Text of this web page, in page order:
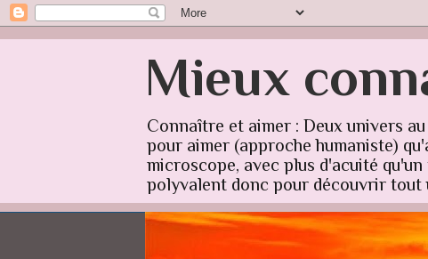
Mieux
Connaître et aimer : Deux univers
pour aimer (approche humaniste)
microscope, avec plus d'acuité
polyvalent donc pour découvrir tout